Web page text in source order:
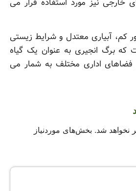
کم، آبیاری معتدل و شرایط زیستی
برگ انجیری به عنوان یک گیاه
فضاهای اداری مختلف به شمار می
نخواهد شد. بخش‌های موردنیاز